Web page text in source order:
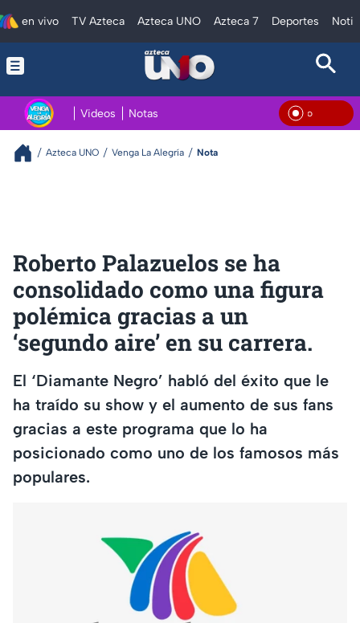
en vivo TV Azteca Azteca UNO Azteca 7 Deportes
Videos Notas En
Azteca UNO Venga La Alegría Nota
Roberto Palazuelos se ha
consolidado como una figura
polémica gracias a un
‘segundo aire’ en su carrera.
El ‘Diamante Negro’ habló del éxito que le
ha traído su show y el aumento de sus fans
gracias a este programa que lo ha
posicionado como uno de los famosos más
populares.